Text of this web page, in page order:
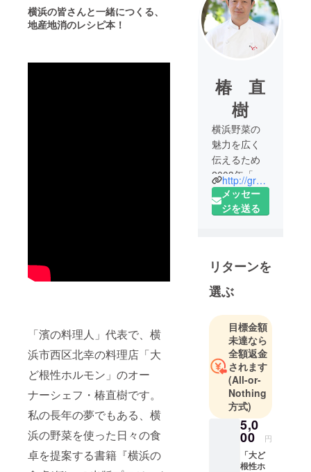
横浜の皆さんと一緒につくる、
地産地消のレシピ本！
「濱の料理人」代表で、横
浜市西区北幸の料理店「大
ど根性ホルモン」のオー
ナーシェフ・椿直樹です。
私の長年の夢でもある、横
浜の野菜を使った日々の食
卓を提案する書籍『横浜の
椿 直
樹
横浜野菜の
魅力を広く
伝えるため
2003年「横
浜野菜推進
委員会」を
る活動に携
わる。その
取り組みが
評価され
2009年、神
奈川県で初
めて農林水
産省「地産
地消の仕事
人」に認定
される。
2011年、地
産地消を次
世代に繋げ
http://greenpeace.co.jp/
メッセー
ジを送る
リターンを
選ぶ
目標金額
未達なら
全額返金
されます
(All-or-
Nothing
方式)
5,0
00 円
「大ど
根性ホ